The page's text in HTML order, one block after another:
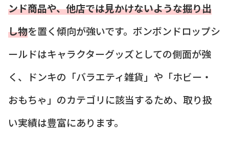
ンド商品や、他店では見かけないような掘り出
し物を置く傾向が強いです。ボンボンドロップシ
ールドはキャラクターグッズとしての側面が強
く、ドンキの「バラエティ雑貨」や「ホビー・
おもちゃ」のカテゴリに該当するため、取り扱
い実績は豊富にあります。